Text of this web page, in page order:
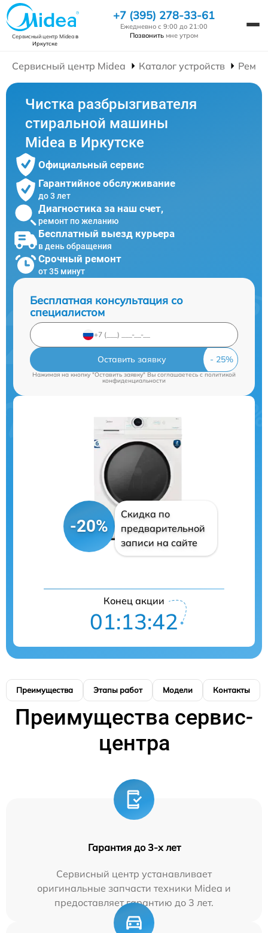
Сервисный центр Mideaв
Иркутске
+7 (395) 278-33-61
Ежедневно с 9:00 до 21:00
Позвонить мне утром
Сервисный центр Midea Каталог устройств
Чистка разбрызгивателя
стиральной машины
Midea в Иркутске
Официальный сервис
Гарантийное обслуживание
до 3 лет
Диагностика за наш счет,
ремонт по желанию
Бесплатный выезд курьера
в день обращения
Срочный ремонт
от 35 минут
Бесплатная консультация со
специалистом
Оставить заявку
Нажимая на кнопку "Оставить заявку" Вы соглашаетесь cполитикой
конфиденциальности
-20%
Скидка по
предварительной
записи на сайте
Конец акции
01:13:41
Преимущества Этапы работ Модели Контакты
Преимущества сервис-
центра
Гарантия до 3-х лет
Сервисный центр устанавливает
оригинальные запчасти техники Midea и
предоставляет гарантию до 3 лет.